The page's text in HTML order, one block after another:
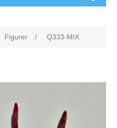
Figurer / Q333-MIX